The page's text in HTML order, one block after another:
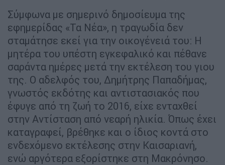
Σύμφωνα με σημερινό δημοσίευμα της
εφημερίδας «Τα Νέα», η τραγωδία δεν
σταμάτησε εκεί για την οικογένειά του: Η
μητέρα του υπέστη εγκεφαλικό και πέθανε
σαράντα ημέρες μετά την εκτέλεση του γιου
της. Ο αδελφός του, Δημήτρης Παπαδήμας,
γνωστός εκδότης και αντιστασιακός που
έφυγε από τη ζωή το 2016, είχε ενταχθεί
στην Αντίσταση από νεαρή ηλικία. Όπως έχει
καταγραφεί, βρέθηκε και ο ίδιος κοντά στο
ενδεχόμενο εκτέλεσης στην Καισαριανή,
ενώ αργότερα εξορίστηκε στη Μακρόνησο.